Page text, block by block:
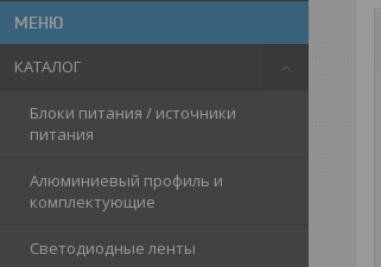
КАТАЛОГ
Блоки питания / источники
питания
Алюминиевый профиль и
комплектующие
Светодиодные ленты